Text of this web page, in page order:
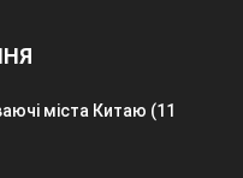
міста Китаю (11